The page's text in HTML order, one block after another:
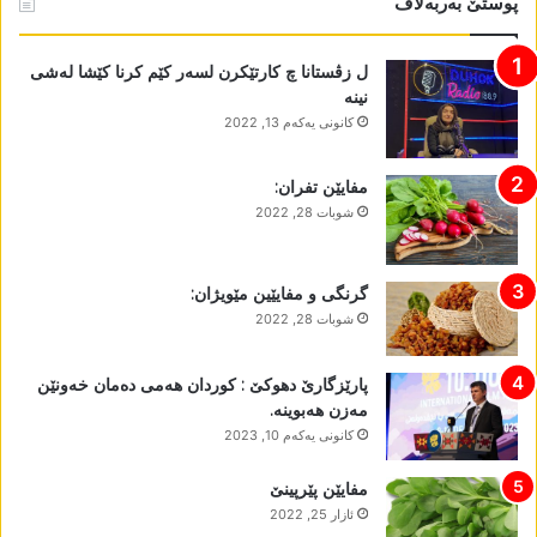
ل زڤستانا چ کارتێکرن لسەر کێم کرنا کێشا لەشی
نینە
كانونی یه‌كه‌م 13, 2022
مفایێن تفران:
شوبات 28, 2022
گرنگی و مفایێین مێویژان:
شوبات 28, 2022
پارێزگارێ دھوکێ : کوردان ھەمی دەمان خەونێن
مەزن ھەبوینە.
كانونی یه‌كه‌م 10, 2023
مفایێن پێرپینێ
ئازار 25, 2022